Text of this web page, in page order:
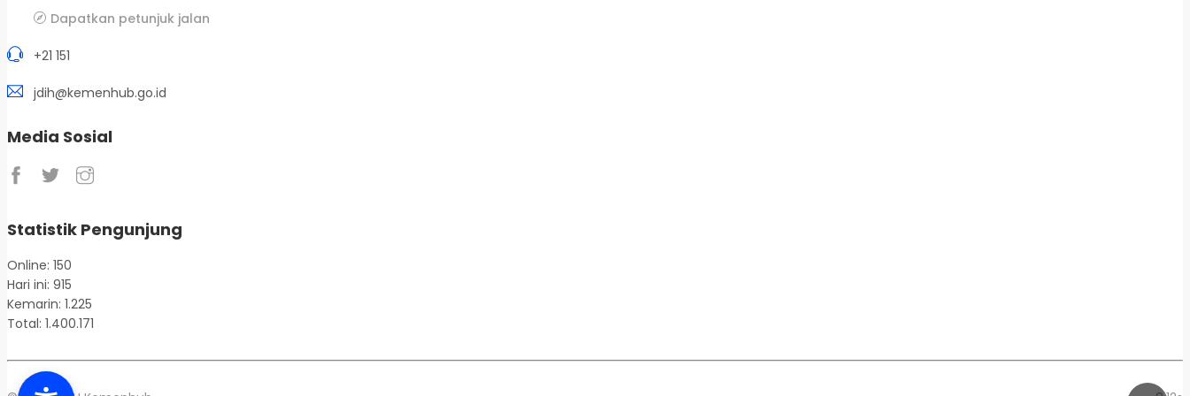
Dapatkan petunjuk jalan
+21 151
jdih@kemenhub.go.id
Media Sosial
Statistik Pengunjung
Online: 150
Hari ini: 915
Kemarin: 1.225
Total: 1.400.171